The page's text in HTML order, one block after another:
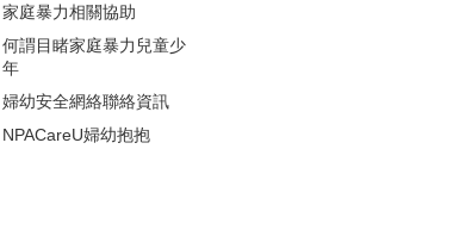
家庭暴力相關協助
何謂目睹家庭暴力兒童少
年
婦幼安全網絡聯絡資訊
NPACareU婦幼抱抱